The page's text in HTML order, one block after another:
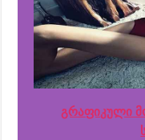
გრაფიკული